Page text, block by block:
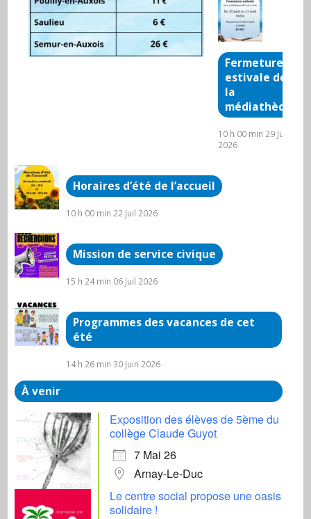
Fermeture
estivale de
la
médiathèque
10 h 00 min 29 Juil
2026
Horaires d’été de l’accueil
10 h 00 min 22 Juil 2026
Mission de service civique
15 h 24 min 06 Juil 2026
Programmes des vacances de cet
été
14 h 26 min 30 Juin 2026
À venir
Exposition des élèves de 5ème du
collège Claude Guyot
7 Mai 26
Arnay-Le-Duc
Le centre social propose une oasis
solidaire !